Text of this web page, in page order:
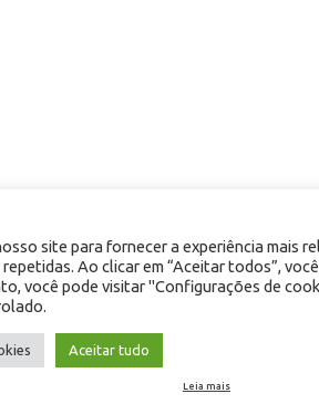
site para fornecer a experiência mais
Ao clicar em “Aceitar todos”,
você pode visitar "Configurações de
Aceitar tudo
Leia mais